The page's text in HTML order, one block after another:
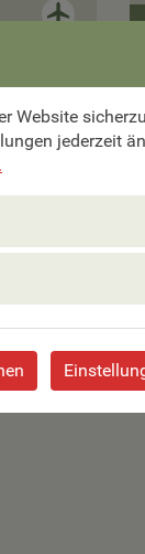
Website
jederzeit